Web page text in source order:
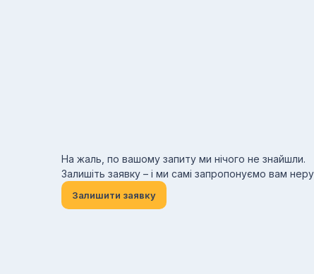
На жаль, по вашому запиту ми нічого не знайшли.
Залишіть заявку – і ми самі запропонуємо вам
Залишити заявку